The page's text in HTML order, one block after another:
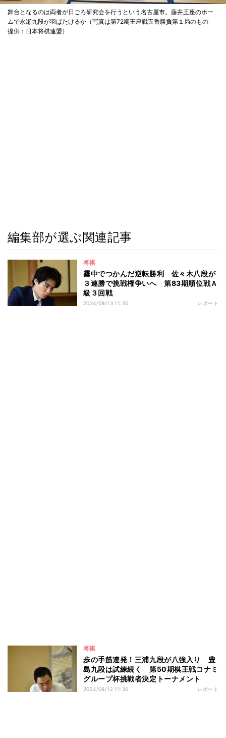
舞台となるのは両者が日ごろ研究会を行うという名古屋市。藤井王座のホー
ムで永瀬九段が羽ばたけるか（写真は第72期王座戦五番勝負第１局のもの
提供：日本将棋連盟）
編集部が選ぶ関連記事
将棋
霧中でつかんだ逆転勝利 佐々木八段が
３連勝で挑戦権争いへ 第83期順位戦Ａ
級３回戦
2024/09/13 11:30 レポート
将棋
歩の手筋連発！三浦九段が八強入り 豊
島九段は試練続く 第50期棋王戦コナミ
グループ杯挑戦者決定トーナメント
2024/09/12 11:30 レポート